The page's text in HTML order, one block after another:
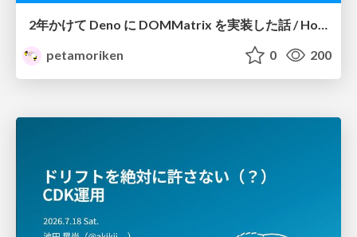
2年かけて Deno に DOMMatrix を実装した話 / How I implemented DOMMatrix in Deno over two years
petamoriken
0 200